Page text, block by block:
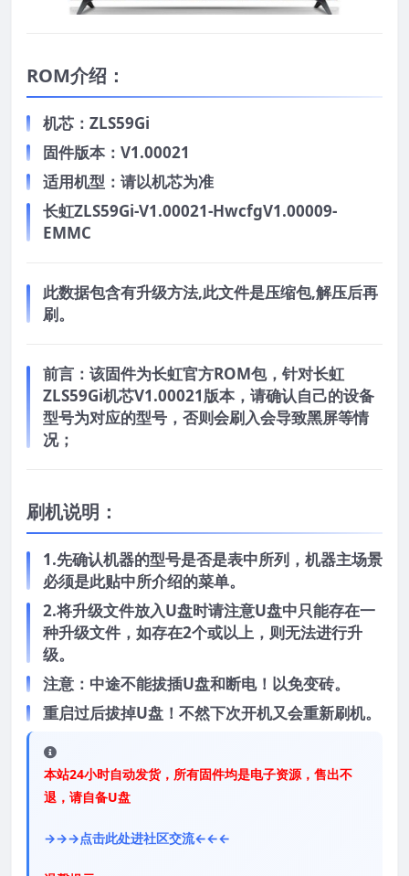
ROM介绍：
机芯：ZLS59Gi
固件版本：V1.00021
适用机型：请以机芯为准
长虹ZLS59Gi-V1.00021-HwcfgV1.00009-
EMMC
此数据包含有升级方法,此文件是压缩包,解压后再
刷。
前言： 该固件为长虹官方ROM包，针对长虹
ZLS59Gi机芯V1.00021版本，请确认自己的设备
型号为对应的型号，否则会刷入会导致黑屏等情
况；
刷机说明：
1.先确认机器的型号是否是表中所列，机器主场景
必须是此贴中所介绍的菜单。
2.将升级文件放入U盘时请注意U盘中只能存在一
种升级文件，如存在2个或以上，则无法进行升
级。
注意：中途不能拔插U盘和断电！以免变砖。
重启过后拔掉U盘！不然下次开机又会重新刷机。
本站24小时自动发货，所有固件均是电子资源，售出不
退，请自备U盘
→→→点击此处进社区交流←←←